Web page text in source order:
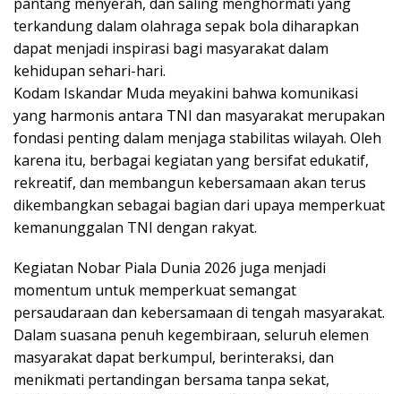
terkandung dalam olahraga sepak bola diharapkan
dapat menjadi inspirasi bagi masyarakat dalam
kehidupan sehari-hari.
Kodam Iskandar Muda meyakini bahwa komunikasi
yang harmonis antara TNI dan masyarakat merupakan
fondasi penting dalam menjaga stabilitas wilayah. Oleh
karena itu, berbagai kegiatan yang bersifat edukatif,
rekreatif, dan membangun kebersamaan akan terus
dikembangkan sebagai bagian dari upaya memperkuat
kemanunggalan TNI dengan rakyat.
Kegiatan Nobar Piala Dunia 2026 juga menjadi
momentum untuk memperkuat semangat
persaudaraan dan kebersamaan di tengah masyarakat.
Dalam suasana penuh kegembiraan, seluruh elemen
masyarakat dapat berkumpul, berinteraksi, dan
menikmati pertandingan bersama tanpa sekat,